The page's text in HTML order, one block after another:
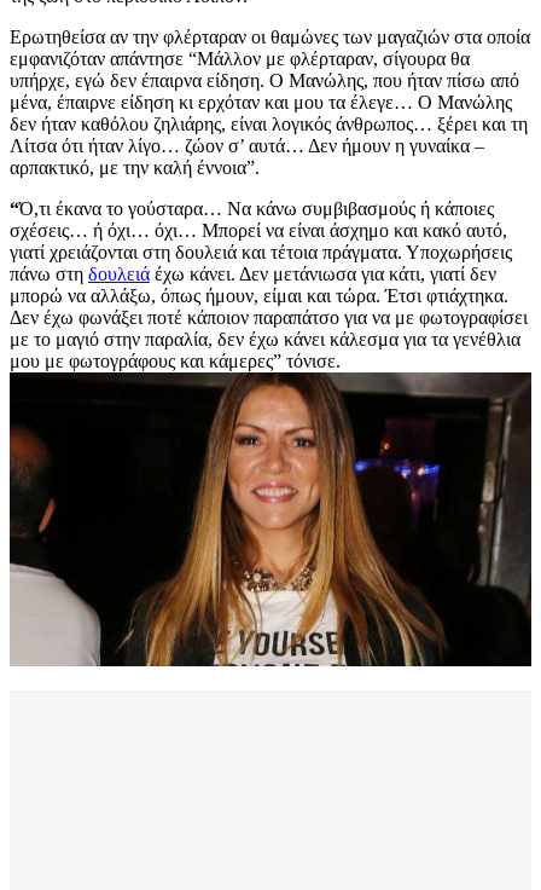
Ερωτηθείσα αν την φλέρταραν οι θαμώνες των μαγαζιών στα οποία
εμφανιζόταν απάντησε “Μάλλον με φλέρταραν, σίγουρα θα
υπήρχε, εγώ δεν έπαιρνα είδηση. Ο Μανώλης, που ήταν πίσω από
μένα, έπαιρνε είδηση κι ερχόταν και μου τα έλεγε… Ο Μανώλης
δεν ήταν καθόλου ζηλιάρης, είναι λογικός άνθρωπος… ξέρει και τη
Λίτσα ότι ήταν λίγο… ζώον σ’ αυτά… Δεν ήμουν η γυναίκα –
αρπακτικό, με την καλή έννοια”.
“Ό,τι έκανα το γούσταρα… Να κάνω συμβιβασμούς ή κάποιες
σχέσεις… ή όχι… όχι… Μπορεί να είναι άσχημο και κακό αυτό,
γιατί χρειάζονται στη δουλειά και τέτοια πράγματα. Υποχωρήσεις
πάνω στη δουλειά έχω κάνει. Δεν μετάνιωσα για κάτι, γιατί δεν
μπορώ να αλλάξω, όπως ήμουν, είμαι και τώρα. Έτσι φτιάχτηκα.
Δεν έχω φωνάξει ποτέ κάποιον παραπάτσο για να με φωτογραφίσει
με το μαγιό στην παραλία, δεν έχω κάνει κάλεσμα για τα γενέθλια
μου με φωτογράφους και κάμερες” τόνισε.